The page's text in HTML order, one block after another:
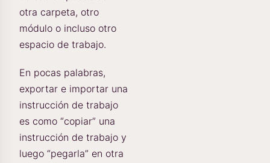
otra carpeta, otro
módulo o incluso otro
espacio de trabajo.
En pocas palabras,
exportar e importar una
instrucción de trabajo
es como “copiar” una
instrucción de trabajo y
luego “pegarla” en otra